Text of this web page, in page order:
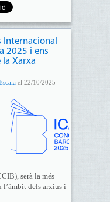
Internacional
2025 i ens
Xarxa
el 22/10/2025 -
serà la més
l’àmbit dels arxius i